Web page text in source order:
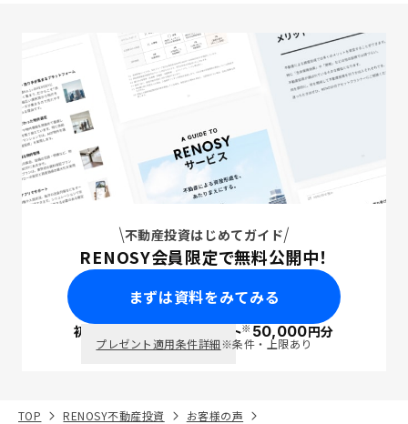
不動産投資はじめてガイド
RENOSY会員限定で無料公開中！
まずは資料をみてみる
初回面談で ポイント※50,000円分
プレゼント適用条件詳細※条件・上限あり
TOP RENOSY不動産投資
お客様の声